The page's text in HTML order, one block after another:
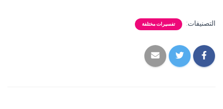
التصنيفات: تفسيرات مختلفة